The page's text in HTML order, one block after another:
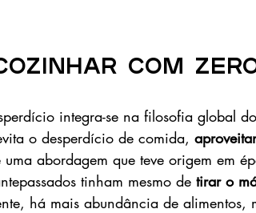
com
integra-se na filosofia global do
o desperdício de comida,
uma abordagem que teve origem em
tinham mesmo de tirar o
há mais abundância de alimentos,